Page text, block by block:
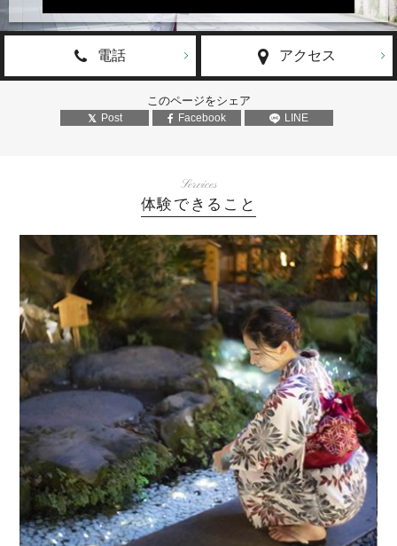
電話 アクセス
このページをシェア
Post Facebook LINE
Services
体験できること